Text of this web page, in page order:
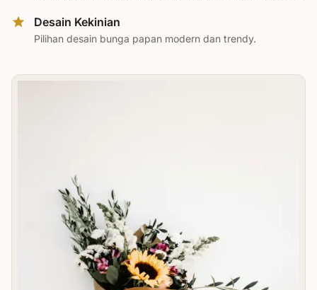
Desain Kekinian
Pilihan desain bunga papan modern dan trendy.